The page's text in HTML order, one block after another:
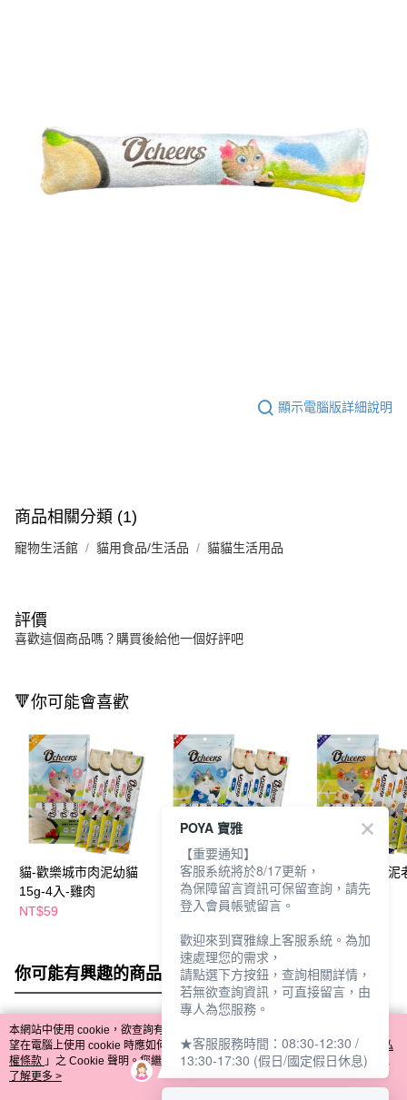
顯示電腦版詳細說明
商品相關分類 (1)
寵物生活館 貓用食品/生活品 貓貓生活用品
評價
喜歡這個商品嗎？購買後給他一個好評吧
🔻你可能會喜歡
貓-歡樂城市肉泥幼貓
15g-4入-雞肉
NT$59
貓-歡樂城市肉泥成貓
15g-4入-雞肉
NT$59
貓-歡樂城市肉泥
15g-4入-雞肉
你可能有興趣的商品 全站排行
熱門標籤
本網站中使用 cookie，欲查詢有關本網站使用 cookie 方式之詳情，及若您不希
望在電腦上使用 cookie 時應如何變更電腦的 cookie 設定，請參閱本網站「
隱私
權條款 」之 Cookie 聲明。您繼續使用本網站即表示您同意本公司得按本網站使
用條款之 Cookie 聲明使用 cookie。
了解更多 >
POYA 寶雅
【重要通知】
客服系統將於8/17更新，
為保障留言資訊可保留查詢，請先
登入會員帳號留言。
歡迎來到寶雅線上客服系統。為加
速處理您的需求，
請點選下方按鈕，查詢相關詳情，
若無欲查詢資訊，可直接留言，由
專人為您服務。
★客服服務時間：08:30-12:30 /
13:30-17:30 (假日/國定假日休息)